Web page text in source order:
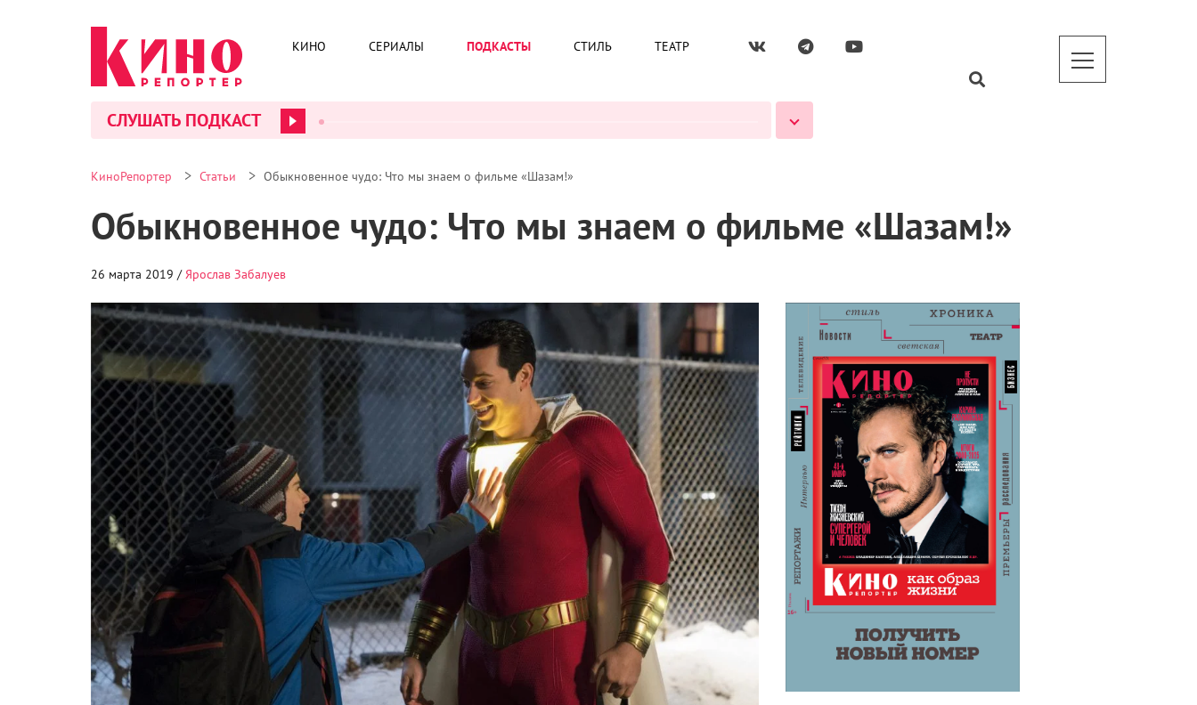
КИНО СЕРИАЛЫ ПОДКАСТЫ СТИЛЬ ТЕАТР
СЛУШАТЬ ПОДКАСТ
КиноРепортер > Статьи > Обыкновенное чудо: Что мы знаем о фильме «Шазам!»
Обыкновенное чудо: Что мы знаем о фильме «Шазам!»
26 марта 2019 /Ярослав Забалуев